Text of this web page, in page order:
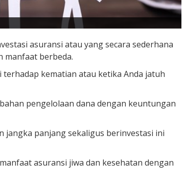
asuransi atau yang secara sederhana
manfaat berbeda.
kematian atau ketika Anda jatuh
pengelolaan dana dengan keuntungan
jangka panjang sekaligus berinvestasi ini
asuransi jiwa dan kesehatan dengan